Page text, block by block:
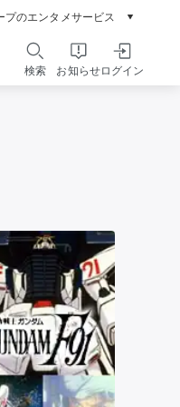
プのエンタメサービス
ーム/CD/DVD
ュージック
信
配信ガイド
PLAY
テレビ
ンネル
ット
ケット
タメニュース
検索 お知らせログイン